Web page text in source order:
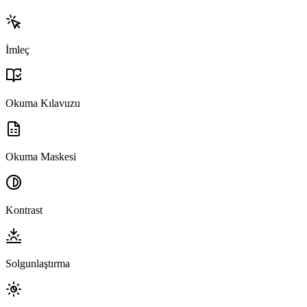
İmleç
Okuma Kılavuzu
Okuma Maskesi
Kontrast
Solgunlaştırma